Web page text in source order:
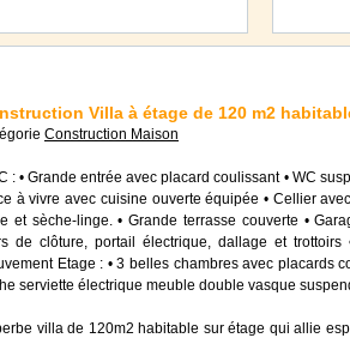
Villa à étage de 120 m2
Construction Maison
: • Grande entrée avec placard coulissant • WC
à vivre avec cuisine ouverte équipée • Cellier
et sèche-linge. • Grande terrasse couverte •
de clôture, portail électrique, dallage et
Etage : • 3 belles chambres avec placards
serviette électrique meuble double vasque
villa de 120m2 habitable sur étage qui allie